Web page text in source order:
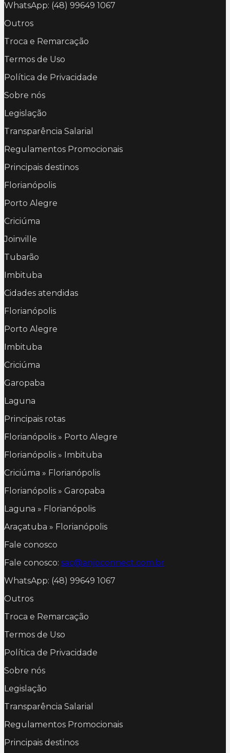
WhatsApp: (48) 99649 1067
Outros
Troca e Remarcação
Termos de Uso
Política de Privacidade
Sobre nós
Legislação
Transparência Salarial
Regulamentos Promocionais
Principais destinos
Florianópolis
Porto Alegre
Criciúma
Joinville
Tubarão
Imbituba
Cidades atendidas
Florianópolis
Porto Alegre
Imbituba
Criciúma
Garopaba
Laguna
Principais rotas
Florianópolis » Porto Alegre
Florianópolis » Imbituba
Criciúma » Florianópolis
Florianópolis » Garopaba
Laguna » Florianópolis
Araçatuba » Florianópolis
Fale conosco
Fale conosco: sac@anjoconnect.com.br
WhatsApp: (48) 99649 1067
Outros
Troca e Remarcação
Termos de Uso
Política de Privacidade
Sobre nós
Legislação
Transparência Salarial
Regulamentos Promocionais
Principais destinos